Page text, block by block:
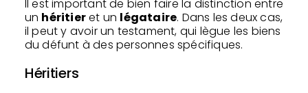
Il est important de bien faire la distinction entre
un héritieret un légataire. Dans les deux cas,
il peut y avoir un testament, qui lègue les biens
du défunt à des personnes spécifiques.
Héritiers